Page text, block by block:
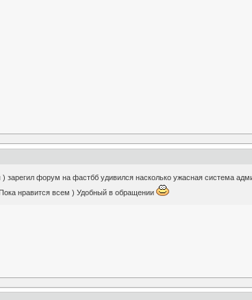
форум на фастбб удивился насколько ужасная система
Пока нравится всем ) Удобный в обращении